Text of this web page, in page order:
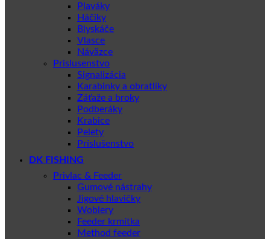
Plaváky
Háčiky
Blyskáče
Vlasce
Náväzce
Prislusenstvo
Signalizácia
Karabinky a obratlíky
Záťaže a broky
Podberáky
Krabice
Pelety
Príslušenstvo
DK FISHING
Privlac & Feeder
Gumové nástrahy
Jigové hlavičky
Woblery
Feeder krmítka
Method feeder